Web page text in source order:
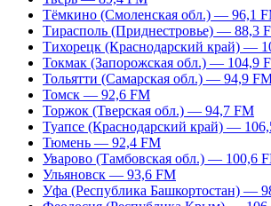
Тёмкино (Смоленская обл.) — 96,1
Тирасполь (Приднестровье) — 88,3
Тихорецк (Краснодарский край) —
Токмак (Запорожская обл.) — 104,9
Тольятти (Самарская обл.) — 94,9
Томск — 92,6 FM
Торжок (Тверская обл.) — 94,7 FM
Туапсе (Краснодарский край) —
Тюмень — 92,4 FM
Уварово (Тамбовская обл.) — 100,6
Ульяновск — 93,6 FM
Уфа (Республика Башкортостан) —